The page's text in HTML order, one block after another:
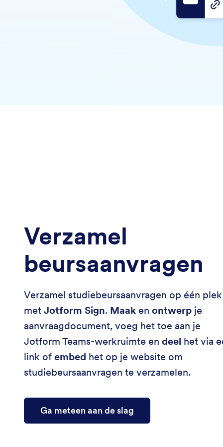
Verzamel
beursaanvragen
Verzamel studiebeursaanvragen op één plek
metJotform Sign. Maak en ontwerp je
aanvraagdocument, voeg het toe aan je
Jotform Teams-werkruimte en deel het via
link ofembed het op je website om
studiebeursaanvragen te verzamelen.
Ga meteen aan de slag